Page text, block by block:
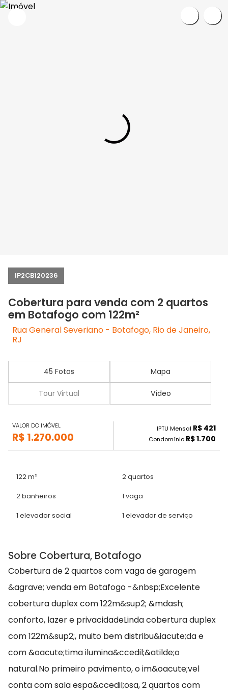
IP2CB120236
Cobertura para venda com 2 quartos
em Botafogo com 122m²
Rua General Severiano - Botafogo, Rio de Janeiro,
RJ
45 Fotos Mapa
Tour Virtual Vídeo
VALOR DO IMÓVEL
R$ 1.270.000
IPTU Mensal R$ 421
Condomínio R$ 1.700
122 m² 2 quartos
2 banheiros 1 vaga
1 elevador social 1 elevador de serviço
Sobre Cobertura, Botafogo
Cobertura de 2 quartos com vaga de garagem
&agrave; venda em Botafogo -&nbsp;Excelente
cobertura duplex com 122m&sup2; &mdash;
conforto, lazer e privacidadeLinda cobertura duplex
com 122m&sup2;, muito bem distribu&iacute;da e
com &oacute;tima ilumina&ccedil;&atilde;o
natural.No primeiro pavimento, o im&oacute;vel
conta com sala espa&ccedil;osa, 2 quartos com